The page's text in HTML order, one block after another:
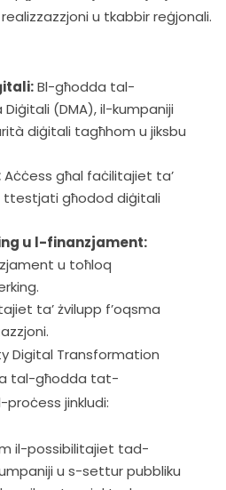
Bl-għodda tal-
(DMA), il-kumpaniji
diġitali tagħhom u jiksbu
Aċċess għal faċilitajiet ta’
ttestjati għodod diġitali
u l-finanzjament:
u toħloq
ta’ żvilupp f’oqsma
Digital Transformation
tal-għodda tat-
proċess jinkludi:
il-possibilitajiet tad-
u s-settur pubbliku